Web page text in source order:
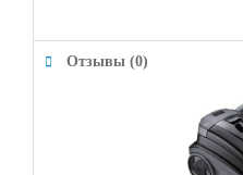
Отзывы (0)